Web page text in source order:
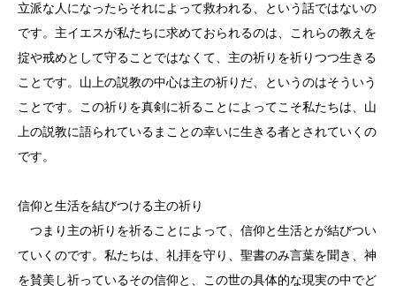
立派な人になったらそれによって救われる、という話ではないの
です。主イエスが私たちに求めておられるのは、これらの教えを
掟や戒めとして守ることではなくて、主の祈りを祈りつつ生きる
ことです。山上の説教の中心は主の祈りだ、というのはそういう
ことです。この祈りを真剣に祈ることによってこそ私たちは、山
上の説教に語られているまことの幸いに生きる者とされていくの
です。
信仰と生活を結びつける主の祈り
つまり主の祈りを祈ることによって、信仰と生活とが結びつい
ていくのです。私たちは、礼拝を守り、聖書のみ言葉を聞き、神
を賛美し祈っているその信仰と、この世の具体的な現実の中でど